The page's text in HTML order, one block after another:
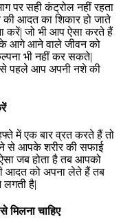
पर सही कंट्रोल नहीं रहता
आदत का शिकार हो जाते
करें| जो भी आप ऐसा करते हैं
आगे आने वाले जीवन को
भी नहीं कर सकते|
पहले आप अपनी नशे की
में एक बार व्रत करते हैं तो
से आपके शरीर की सफाई
जब होता है तब आपको
आदत को अपना लेते हैं तब
है|
चाहिए